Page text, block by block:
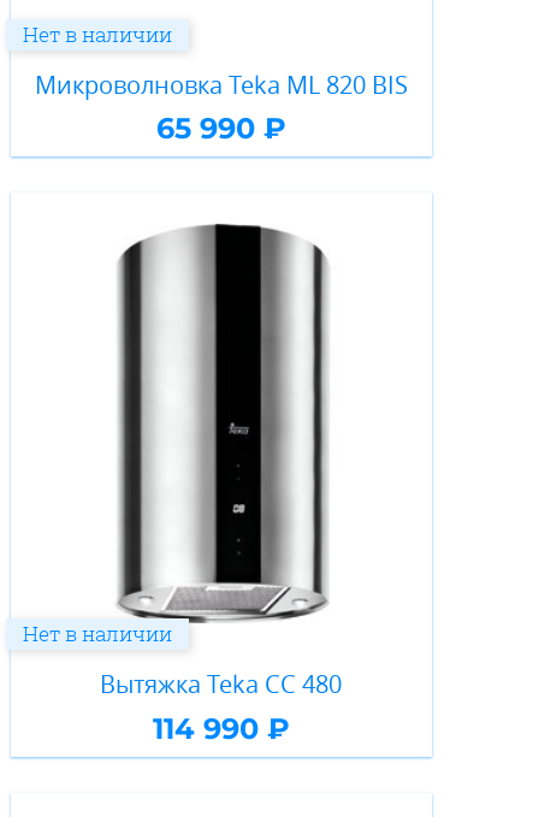
Микроволновка Teka ML 820 BIS
65 990 ₽
Нет в наличии
Вытяжка Teka CC 480
114 990 ₽
Нет в наличии